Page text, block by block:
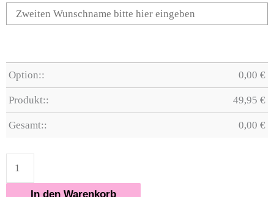
Option:: 0,00 €
Produkt:: 49,95 €
Gesamt:: 0,00 €
In den Warenkorb